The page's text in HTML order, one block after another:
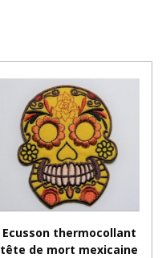
Ecusson thermocollant
tête de mort mexicaine